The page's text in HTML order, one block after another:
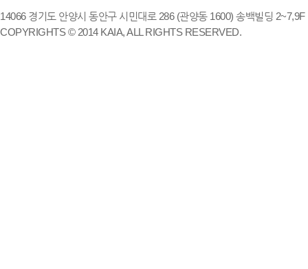
14066 경기도 안양시 동안구 시민대로 286 (관양동 1600) 송백빌딩
COPYRIGHTS © 2014 KAIA, ALL RIGHTS RESERVED.